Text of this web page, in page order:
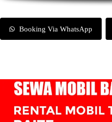
Booking Via WhatsApp